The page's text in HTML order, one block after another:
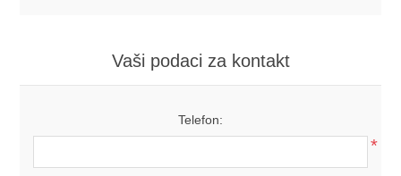
Vaši podaci za kontakt
Telefon:
*